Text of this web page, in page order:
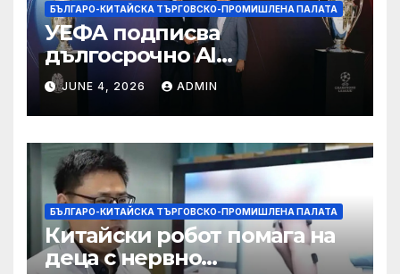
БЪЛГАРО-КИТАЙСКА ТЪРГОВСКО-ПРОМИШЛЕНА ПАЛАТА
УЕФА подписва
дългосрочно AI
партньорство с Alibaba
JUNE 4, 2026 ADMIN
БЪЛГАРО-КИТАЙСКА ТЪРГОВСКО-ПРОМИШЛЕНА ПАЛАТА
Китайски робот помага на
деца с нервно